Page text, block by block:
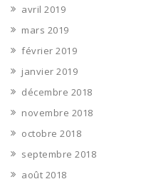
avril 2019
mars 2019
février 2019
janvier 2019
décembre 2018
novembre 2018
octobre 2018
septembre 2018
août 2018